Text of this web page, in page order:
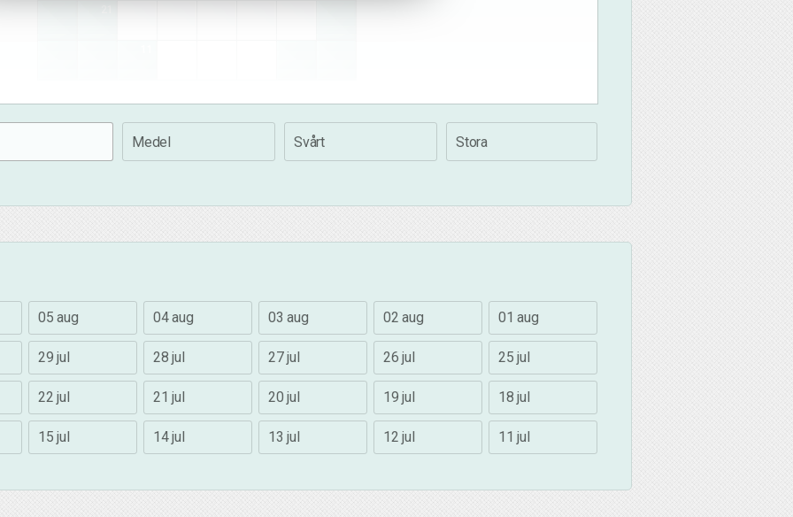
Medel Svårt Stora
05 aug 04 aug 03 aug 02 aug 01 aug
29 jul 28 jul 27 jul 26 jul 25 jul
22 jul 21 jul 20 jul 19 jul 18 jul
15 jul 14 jul 13 jul 12 jul 11 jul